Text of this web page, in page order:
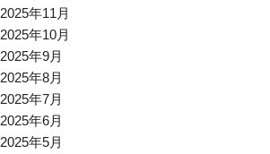
2025年11月
2025年10月
2025年9月
2025年8月
2025年7月
2025年6月
2025年5月